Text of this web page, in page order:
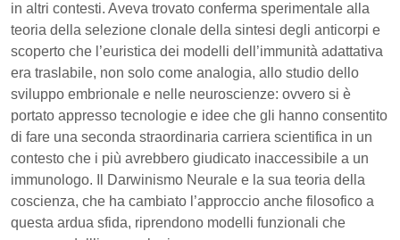
in altri contesti. Aveva trovato conferma sperimentale alla
teoria della selezione clonale della sintesi degli anticorpi e
scoperto che l’euristica dei modelli dell’immunità adattativa
era traslabile, non solo come analogia, allo studio dello
sviluppo embrionale e nelle neuroscienze: ovvero si è
portato appresso tecnologie e idee che gli hanno consentito
di fare una seconda straordinaria carriera scientifica in un
contesto che i più avrebbero giudicato inaccessibile a un
immunologo. Il Darwinismo Neurale e la sua teoria della
coscienza, che ha cambiato l’approccio anche filosofico a
questa ardua sfida, riprendono modelli funzionali che